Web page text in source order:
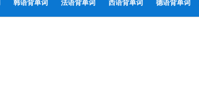
韩语背单词 法语背单词 西语背单词 德语背单词